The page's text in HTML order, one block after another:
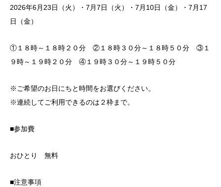
2026年6月23日（火）・7月7日（火）・7月10日（金）・7月17
日（金）
①１８時～１８時２０分 ②１８時３０分～１８時５０分 ③１
９時～１９時２０分 ④１９時３０分～１９時５０分
※ご希望のお日にちと時間をお選びください。
※連続してご利用できるのは２枠まで。
■参加費
おひとり 無料
■注意事項